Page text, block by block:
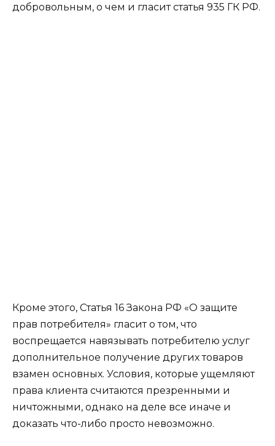
добровольным, о чем и гласит статья 935 ГК РФ.
Кроме этого, Статья 16 Закона РФ «О защите
прав потребителя» гласит о том, что
воспрещается навязывать потребителю услуг
дополнительное получение других товаров
взамен основных. Условия, которые ущемляют
права клиента считаются презренными и
ничтожными, однако на деле все иначе и
доказать что-либо просто невозможно.